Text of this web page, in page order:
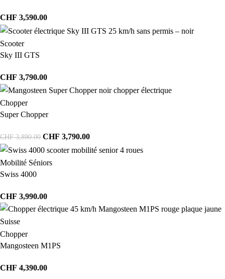
CHF 3,590.00
Scooter
Sky III GTS
CHF 3,790.00
Chopper
Super Chopper
CHF3,890.00 CHF 3,790.00
Mobilité Séniors
Swiss 4000
CHF 3,990.00
Chopper
Mangosteen M1PS
CHF 4,390.00